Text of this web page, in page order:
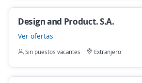
Design and Product. S.A.
Ver ofertas
Sin puestos vacantes Extranjero